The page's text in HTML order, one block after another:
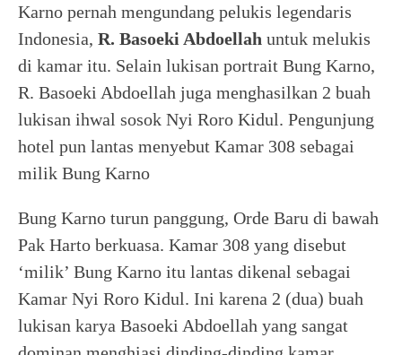
Karno pernah mengundang pelukis legendaris
Indonesia, R. Basoeki Abdoellah untuk melukis
di kamar itu. Selain lukisan portrait Bung Karno,
R. Basoeki Abdoellah juga menghasilkan 2 buah
lukisan ihwal sosok Nyi Roro Kidul. Pengunjung
hotel pun lantas menyebut Kamar 308 sebagai
milik Bung Karno
Bung Karno turun panggung, Orde Baru di bawah
Pak Harto berkuasa. Kamar 308 yang disebut
‘milik’ Bung Karno itu lantas dikenal sebagai
Kamar Nyi Roro Kidul. Ini karena 2 (dua) buah
lukisan karya Basoeki Abdoellah yang sangat